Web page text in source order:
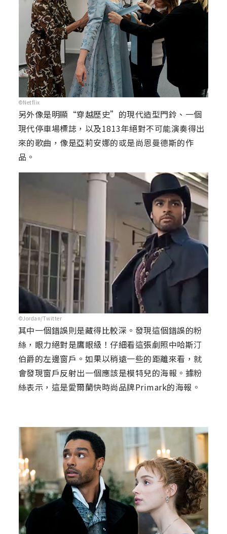
©Netflix
另外像是明顯“穿越歷史”的現代造型門鈴、一個
現代停車場標誌，以及1813年絕對不可能演奏得出
來的歌曲，像是亞莉安娜的或是尚恩曼德斯的作
品。
©Jordan/Twitter
其中一個錯誤則是藏得比較深。發現這個錯誤的粉
絲，眼力絕對是鷹眼級！仔細看這張劇照中哈斯汀
伯爵的左邊窗戶。如果以稍遠一些的距離來看，就
會發現窗戶反射出一個應該是模特兒的海報。據粉
絲表示，這是愛爾蘭快時尚品牌Primark的海報。